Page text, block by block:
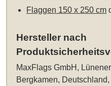
Flaggen 150 x 250 cm
Hersteller nach
MaxFlags GmbH,
Bergkamen, Deutschland,